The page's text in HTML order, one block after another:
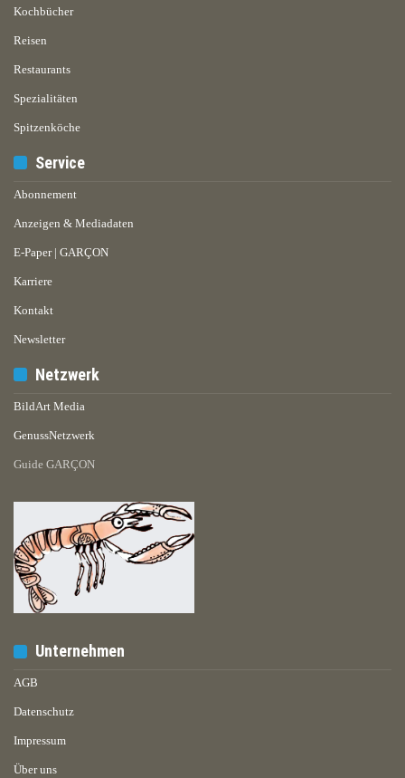
Kochbücher
Reisen
Restaurants
Spezialitäten
Spitzenköche
Service
Abonnement
Anzeigen & Mediadaten
E-Paper | GARÇON
Karriere
Kontakt
Newsletter
Netzwerk
BildArt Media
GenussNetzwerk
Guide GARÇON
Unternehmen
AGB
Datenschutz
Impressum
Über uns